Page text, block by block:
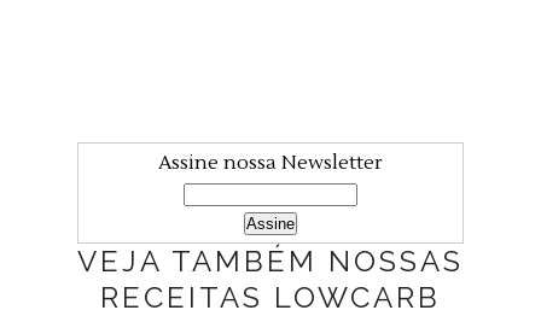
Assine nossa Newsletter
VEJA TAMBÉM NOSSAS
RECEITAS LOWCARB